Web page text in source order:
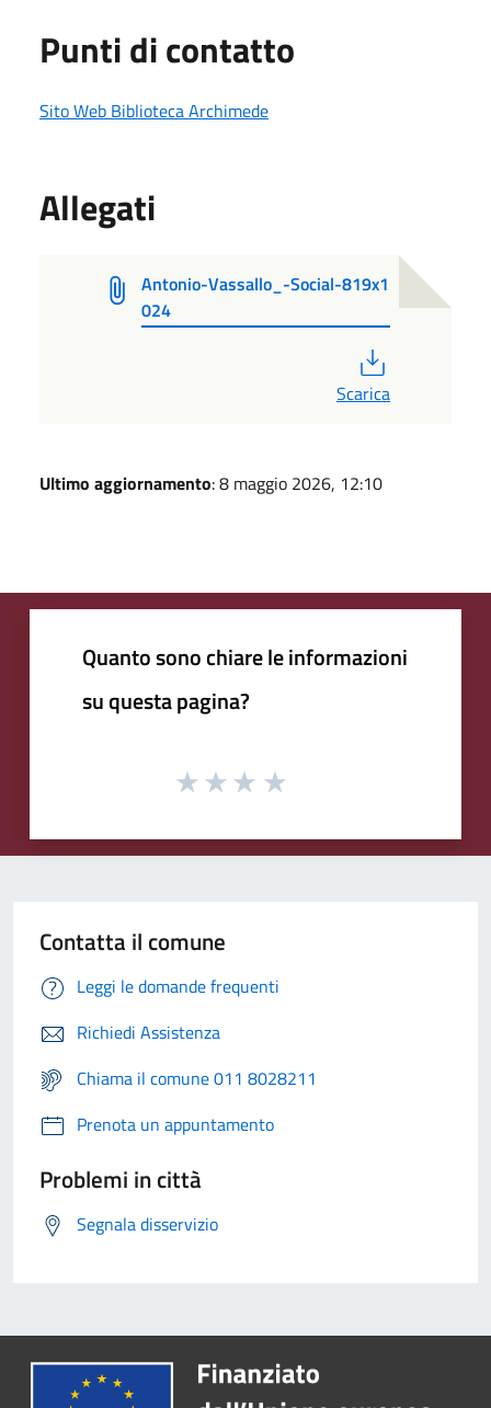
Punti di contatto
Sito Web Biblioteca Archimede
Allegati
Antonio-Vassallo_-Social-819x1
024
Scarica
Ultimo aggiornamento: 8 maggio 2026, 12:10
Quanto sono chiare le informazioni
su questa pagina?
Contatta il comune
Leggi le domande frequenti
Richiedi Assistenza
Chiama il comune 011 8028211
Prenota un appuntamento
Problemi in città
Segnala disservizio